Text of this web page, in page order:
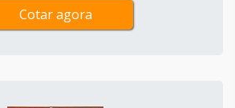
Cotar agora